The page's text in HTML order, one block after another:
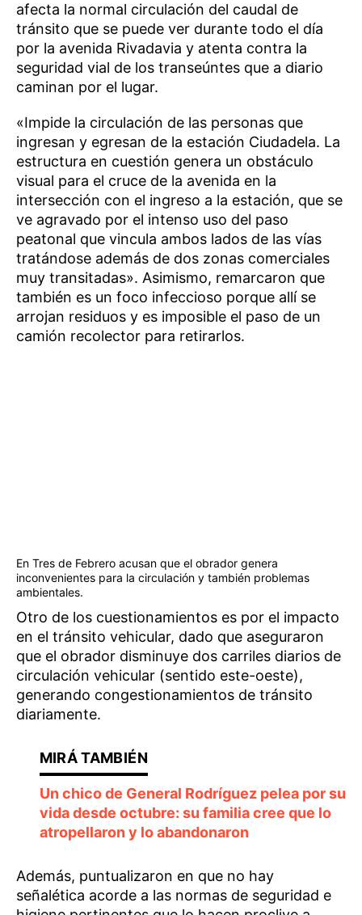
afecta la normal circulación del caudal de
tránsito que se puede ver durante todo el día
por la avenida Rivadavia y atenta contra la
seguridad vial de los transeúntes que a diario
caminan por el lugar.
«Impide la circulación de las personas que
ingresan y egresan de la estación Ciudadela. La
estructura en cuestión genera un obstáculo
visual para el cruce de la avenida en la
intersección con el ingreso a la estación, que se
ve agravado por el intenso uso del paso
peatonal que vincula ambos lados de las vías
tratándose además de dos zonas comerciales
muy transitadas». Asimismo, remarcaron que
también es un foco infeccioso porque allí se
arrojan residuos y es imposible el paso de un
camión recolector para retirarlos.
En Tres de Febrero acusan que el obrador genera
inconvenientes para la circulación y también problemas
ambientales.
Otro de los cuestionamientos es por el impacto
en el tránsito vehicular, dado que aseguraron
que el obrador disminuye dos carriles diarios de
circulación vehicular (sentido este-oeste),
generando congestionamientos de tránsito
diariamente.
Un chico de General Rodríguez pelea por su
vida desde octubre: su familia cree que lo
atropellaron y lo abandonaron
Además, puntualizaron en que no hay
señalética acorde a las normas de seguridad e